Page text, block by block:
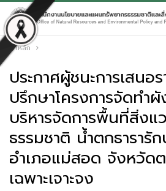
หน้าหลัก
ประกาศผู้ชนะการเสนอ
ปรึกษาโครงการจัดทำ
บริหารจัดการพื้นที่สิ่งแ
ธรรมชาติ น้ำตกธารารั
อำเภอแม่สอด จังหวัด
เฉพาะเจาะจง